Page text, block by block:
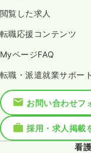
閲覧した求人
転職応援コンテンツ
MyページFAQ
転職・派遣就業サポー
お問い合わせフ
採用・求人掲載
看